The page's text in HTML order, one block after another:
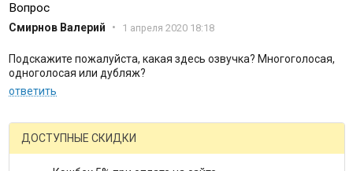
Вопрос
Смирнов Валерий • 1 апреля 2020 18:18
Подскажите пожалуйста, какая здесь озвучка? Многоголосая,
одноголосая или дубляж?
ответить
ДОСТУПНЫЕ СКИДКИ